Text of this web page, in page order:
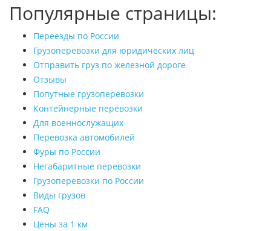
Популярные страницы:
Переезды по России
Грузоперевозки для юридических лиц
Отправить груз по железной дороге
Отзывы
Попутные грузоперевозки
Контейнерные перевозки
Для военнослужащих
Перевозка автомобилей
Фуры по России
Негабаритные перевозки
Грузоперевозки по России
Виды грузов
FAQ
Цены за 1 км